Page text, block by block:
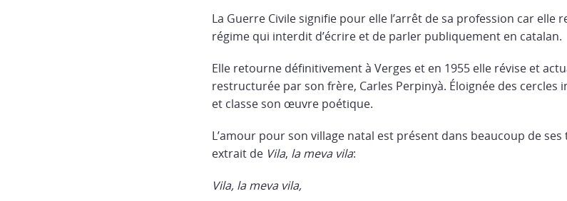
La Guerre Civile signifie pour elle l’arrêt de sa profession car elle
régime qui interdit d’écrire et de parler publiquement en catalan.
Elle retourne définitivement à Verges et en 1955 elle révise et
restructurée par son frère, Carles Perpinyà. Éloignée des cercles
et classe son œuvre poétique.
L’amour pour son village natal est présent dans beaucoup de ses
extrait de Vila, la meva vila:
Vila, la meva vila,